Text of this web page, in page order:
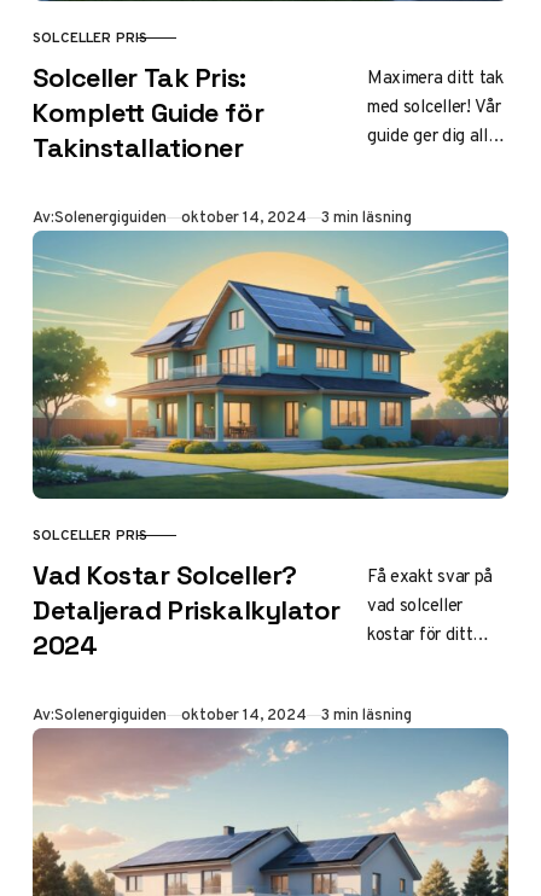
KATEGORI
SOLCELLER PRIS
Solceller Tak Pris:
Komplett Guide för
Takinstallationer
Maximera ditt tak
med solceller! Vår
guide ger dig all
och integrerade
lösningar. Klicka
för
takenergiprisguide
!
Av:Solenergiguiden Publicerad
oktober 14, 2024 3 min läsning
KATEGORI
SOLCELLER PRIS
Vad Kostar Solceller?
Detaljerad Priskalkylator
2024
Få exakt svar på
vad solceller
kostar för ditt
kalkylator ger dig
prisinformation.
Klicka för
personlig offert!
Av:Solenergiguiden Publicerad
oktober 14, 2024 3 min läsning